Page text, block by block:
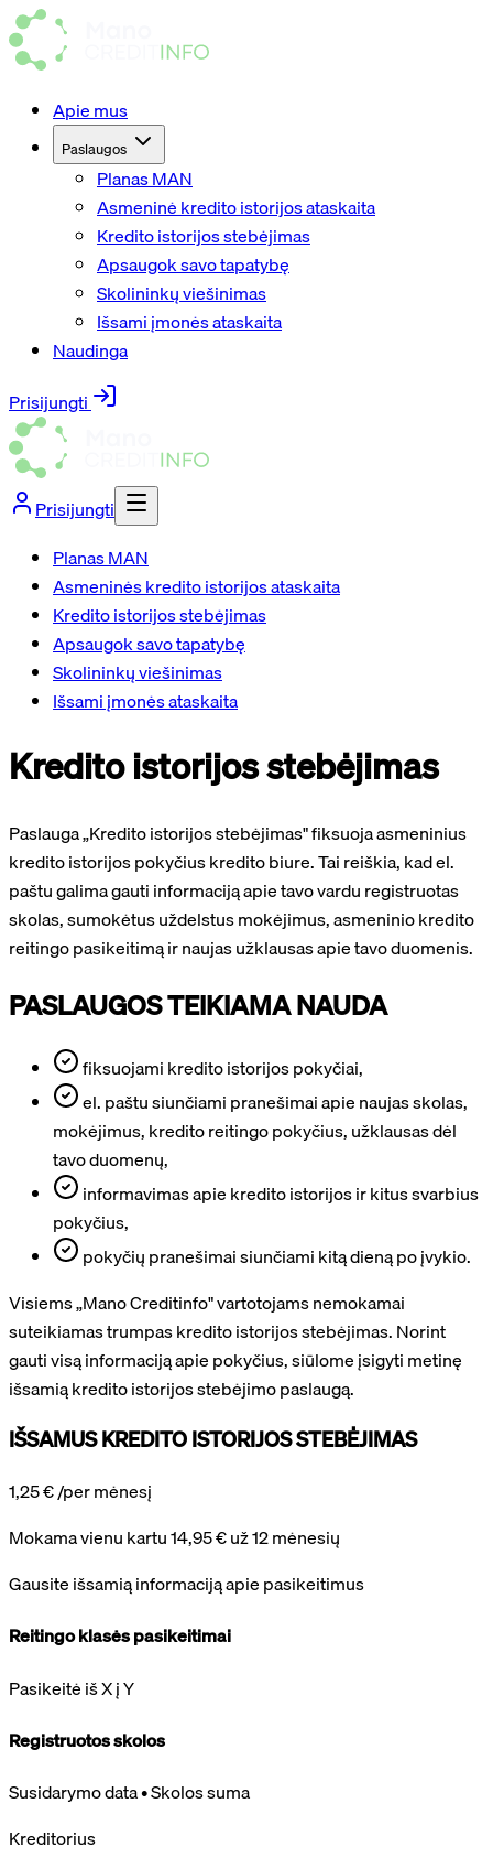
Apie mus
Paslaugos
Planas MAN
Asmeninė kredito istorijos ataskaita
Kredito istorijos stebėjimas
Apsaugok savo tapatybę
Skolininkų viešinimas
Išsami įmonės ataskaita
Naudinga
Prisijungti
Prisijungti
Planas MAN
Asmeninės kredito istorijos ataskaita
Kredito istorijos stebėjimas
Apsaugok savo tapatybę
Skolininkų viešinimas
Išsami įmonės ataskaita
Kredito istorijos stebėjimas
Paslauga „Kredito istorijos stebėjimas" fiksuoja asmeninius
kredito istorijos pokyčius kredito biure. Tai reiškia, kad el.
paštu galima gauti informaciją apie tavo vardu registruotas
skolas, sumokėtus uždelstus mokėjimus, asmeninio kredito
reitingo pasikeitimą ir naujas užklausas apie tavo duomenis.
PASLAUGOS TEIKIAMA NAUDA
fiksuojami kredito istorijos pokyčiai,
el. paštu siunčiami pranešimai apie naujas skolas,
mokėjimus, kredito reitingo pokyčius, užklausas dėl
tavo duomenų,
informavimas apie kredito istorijos ir kitus svarbius
pokyčius,
pokyčių pranešimai siunčiami kitą dieną po įvykio.
Visiems „Mano Creditinfo" vartotojams nemokamai
suteikiamas trumpas kredito istorijos stebėjimas. Norint
gauti visą informaciją apie pokyčius, siūlome įsigyti metinę
išsamią kredito istorijos stebėjimo paslaugą.
IŠSAMUS KREDITO ISTORIJOS STEBĖJIMAS
1,25 €/per mėnesį
Mokama vienu kartu 14,95 € už 12 mėnesių
Gausite išsamią informaciją apie pasikeitimus
Reitingo klasės pasikeitimai
Pasikeitė iš X į Y
Registruotos skolos
Susidarymo data • Skolos suma
Kreditorius